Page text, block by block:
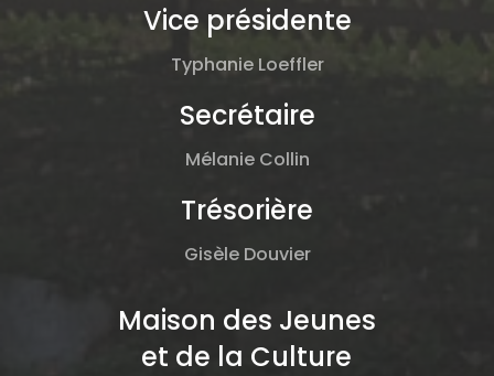
Vice présidente
Typhanie Loeffler
Secrétaire
Mélanie Collin
Trésorière
Gisèle Douvier
Maison des Jeunes
et de la Culture